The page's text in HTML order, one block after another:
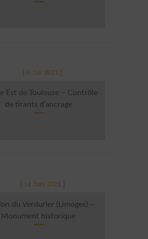
8 Juil 2021
Est de Toulouse – Contrôle
de tirants d’ancrage
14 Juin 2021
du Verdurier (Limoges) –
Monument historique